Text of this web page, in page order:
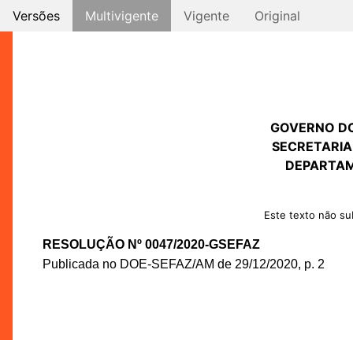
Versões Multivigente Vigente Original
GOVERNO
Este texto não
RESOLUÇÃO Nº 0047/2020-GSEFAZ
Publicada no DOE-SEFAZ/AM de 29/12/2020, p. 2